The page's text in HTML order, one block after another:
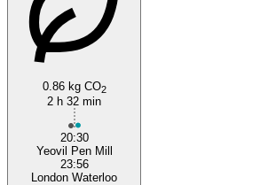
0.86 kg CO2
2 h 32 min
20:30
Yeovil Pen Mill
23:56
London Waterloo